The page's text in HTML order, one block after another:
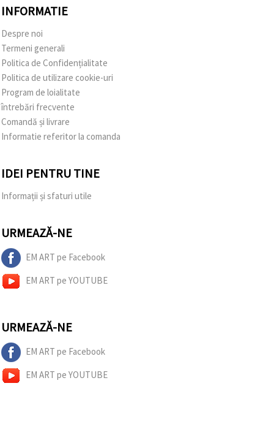
INFORMATIE
Despre noi
Termeni generali
Politica de Confidențialitate
Politica de utilizare cookie-uri
Program de loialitate
întrebări frecvente
Comandă și livrare
Informatie referitor la comanda
IDEI PENTRU TINE
Informații și sfaturi utile
URMEAZĂ-NE
EM ART pe Facebook
EM ART pe YOUTUBE
URMEAZĂ-NE
EM ART pe Facebook
EM ART pe YOUTUBE